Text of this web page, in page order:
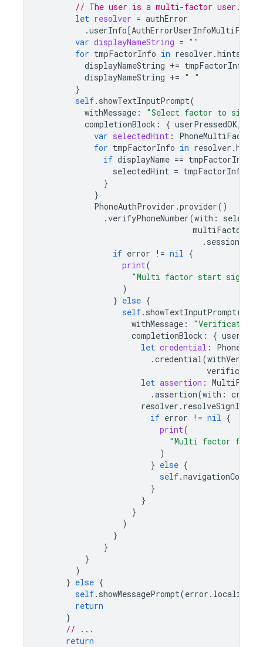
// The user is a multi-factor user.
let resolver = authError
.userInfo[
var displayNameString = ""
for tmpFactorInfo in resolver .hints
displayNameString += tmpFactorInfo
displayNameString += " "
}
self. showTextInputPrompt(
withMessage :
"Select factor to sign
completionBlock : { userPressedOK,
var selectedHint :
for tmpFactorInfo in resolver .hints
if displayName == tmpFactorInfo
selectedHint = tmpFactorInfo
}
}
PhoneAuthProvider .provider()
.verifyPhoneNumber(with :
. session
if error != nil {
print(
"Multi factor start sign
)
} else {
self. showTextInputPrompt(
withMessage :
"Verification
completionBlock : {
let credential :
.credential(
let assertion :
.assertion(with :
resolver . resolveSignIn
if error != nil {
print(
"Multi factor
)
} else {
self.
}
}
}
)
}
}
}
)
} else {
self. showMessagePrompt(error .
return
}
// ...
return